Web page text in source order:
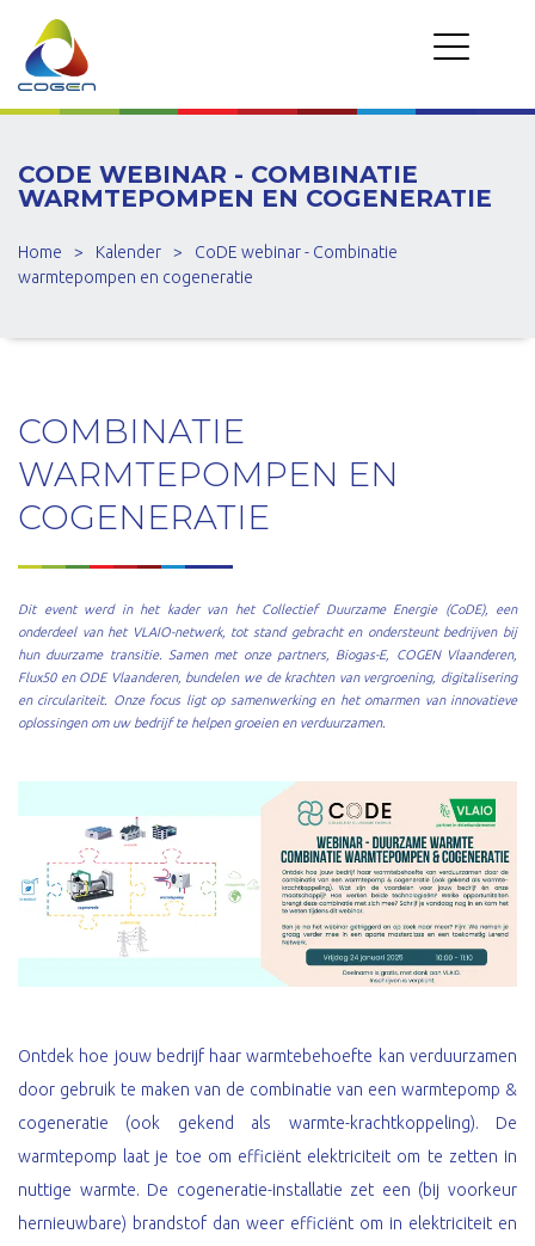
CODE WEBINAR - COMBINATIE
WARMTEPOMPEN EN COGENERATIE
Home > Kalender >
CoDE webinar - Combinatie
warmtepompen en cogeneratie
COMBINATIE
WARMTEPOMPEN EN
COGENERATIE
Dit event werd in het kader van het Collectief Duurzame Energie (CoDE), een
onderdeel van het VLAIO-netwerk, tot stand gebracht en ondersteunt bedrijven bij
hun duurzame transitie. Samen met onze partners, Biogas-E, COGEN Vlaanderen,
Flux50 en ODE Vlaanderen, bundelen we de krachten van vergroening, digitalisering
en circulariteit. Onze focus ligt op samenwerking en het omarmen van innovatieve
oplossingen om uw bedrijf te helpen groeien en verduurzamen.
Ontdek hoe jouw bedrijf haar warmtebehoefte kan verduurzamen
door gebruik te maken van de combinatie van een warmtepomp &
cogeneratie (ook gekend als warmte-krachtkoppeling). De
warmtepomp laat je toe om efficiënt elektriciteit om te zetten in
nuttige warmte. De cogeneratie-installatie zet een (bij voorkeur
hernieuwbare) brandstof dan weer efficiënt om in elektriciteit en